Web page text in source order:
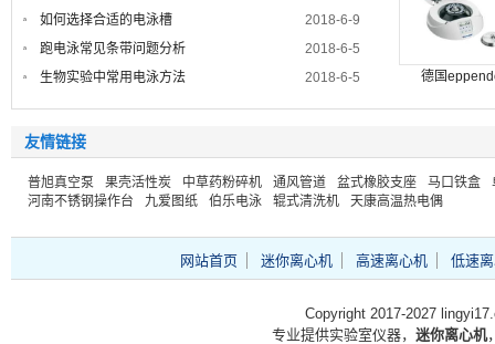
如何选择合适的电泳槽
2018-6-9
跑电泳常见条带问题分析
2018-6-5
生物实验中常用电泳方法
2018-6-5
德国
友情链接
普旭真空泵 果壳活性炭 中草药粉碎机 通风管道 盆式橡胶支座 马口铁盒
河南不锈钢操作台
九爱图纸 伯乐电泳 辊式清洗机 天康高温热电偶
网站首页 迷你离心机 高速离心机 低速
Copyright 2017-2027
专业提供实验室仪器， 迷你离心机